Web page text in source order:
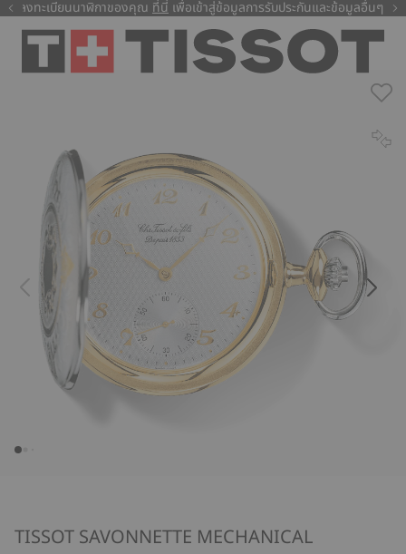
ลงทะเบียนนาฬิกาของคุณ ที่นี่ เพื่อเข้าสู่ข้อมูลการรับประกันและข้อมูลอื่นๆ
ที่นี่
TISSOT SAVONNETTE MECHANICAL